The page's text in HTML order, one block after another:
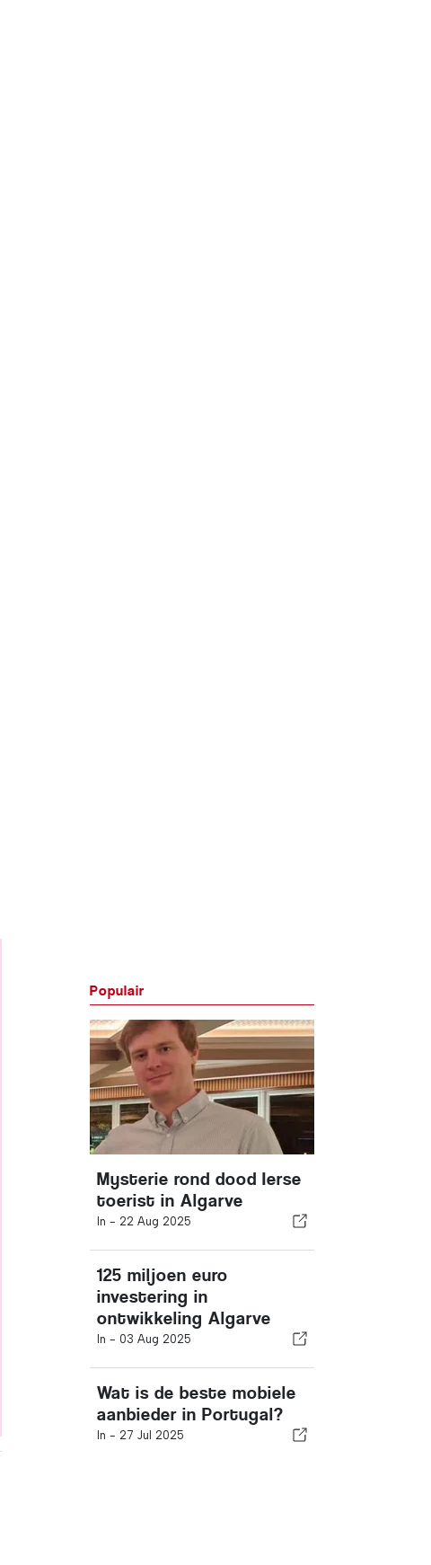
Populair
Mysterie rond dood Ierse
toerist in Algarve
In - 22 Aug 2025
125 miljoen euro
investering in
ontwikkeling Algarve
In - 03 Aug 2025
Wat is de beste mobiele
aanbieder in Portugal?
In - 27 Jul 2025